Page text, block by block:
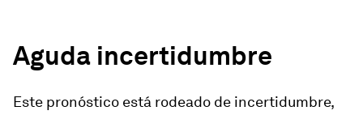
Aguda incertidumbre
Este pronóstico está rodeado de incertidumbre,